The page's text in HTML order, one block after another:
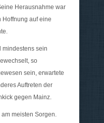
Herausnahme war
Hoffnung auf eine
mindestens sein
so
sein, erwartete
Auftreten der
gegen Mainz.
meisten Sorgen.